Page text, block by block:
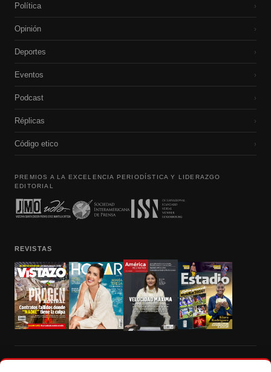
Política ›
Opinión ›
Deportes ›
Eventos ›
Podcast ›
Réplicas ›
Código etico ›
PREMIOS A LA EXCELENCIA PERIODÍSTICA Y LIDERAZGO
EDITORIAL
REVISTAS